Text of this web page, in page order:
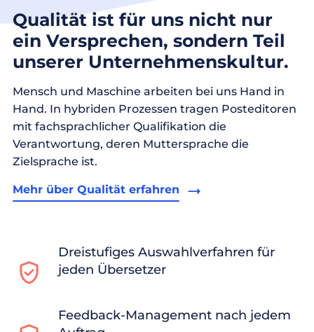
Qualität ist für uns nicht nur
ein Versprechen, sondern Teil
unserer Unternehmenskultur.
Mensch und Maschine arbeiten bei uns Hand in
Hand. In hybriden Prozessen tragen Posteditoren
mit fachsprachlicher Qualifikation die
Verantwortung, deren Muttersprache die
Zielsprache ist.
Mehr über Qualität erfahren
Dreistufiges Auswahlverfahren für
jeden Übersetzer
Feedback-Management nach jedem